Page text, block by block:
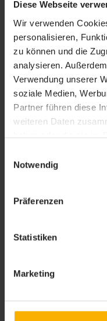
Diese Webseite
Wir verwenden
personalisieren,
zu können und die
analysieren.
Verwendung unserer
soziale Medien,
Partner führen diese
weiteren Daten
haben oder die sie im
Cookies, wenn Sie
Notwendig
Präferenzen
Statistiken
Marketing
leben in einem anderen
wahr werden kann.